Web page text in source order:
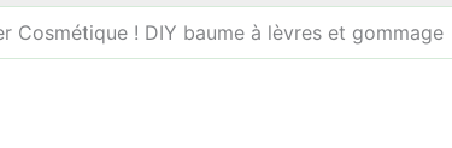
Cosmétique ! DIY baume à lèvres et gommage